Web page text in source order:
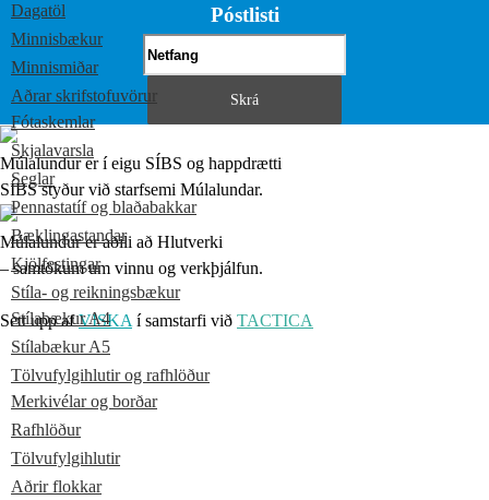
Dagatöl
Minnisbækur
Minnismiðar
Aðrar skrifstofuvörur
Fótaskemlar
Skjalavarsla
Seglar
Pennastatíf og blaðabakkar
Bæklingastandar
Kjölfestingar
Stíla- og reikningsbækur
Stílabækur A4
Stílabækur A5
Tölvufylgihlutir og rafhlöður
Merkivélar og borðar
Rafhlöður
Tölvufylgihlutir
Aðrir flokkar
Póstlisti
Múlalundur er í eigu SÍBS og happdrætti
SÍBS styður við starfsemi Múlalundar.
Múlalundur er aðili að Hlutverki
– samtökum um vinnu og verkþjálfun.
Sett upp afVISKA í samstarfi við TACTICA